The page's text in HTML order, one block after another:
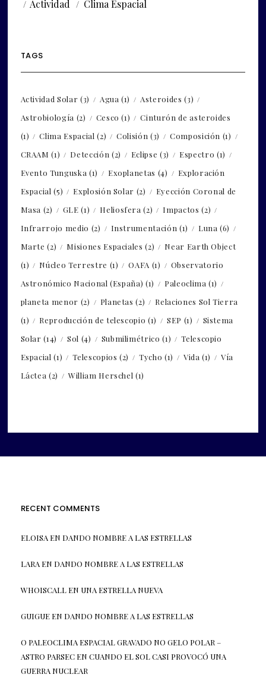
Actividad Clima Espacial
TAGS
Actividad Solar (3) Agua (1) Asteroides (3)
Astrobiología (2) Cesco (1)
Cinturón de asteroides
(1)
Clima Espacial (2) Colisión (3) Composición (1)
CRAAM (1) Detección (2) Eclipse (3) Espectro (1)
Evento Tunguska (1) Exoplanetas (4)
Exploración
Espacial (5) Explosión Solar (2)
Eyección Coronal de
Masa (2) GLE (1) Heliosfera (2) Impactos (2)
Infrarrojo medio (2) Instrumentación (1) Luna (6)
Marte (2) Misiones Espaciales (2)
Near Earth Object
(1)
Núcleo Terrestre (1) OAFA (1)
Observatorio
Astronómico Nacional (España) (1) Paleoclima (1)
planeta menor (2) Planetas (2)
Relaciones Sol Tierra
(1)
Reproducción de telescopio (1) SEP (1)
Sistema
Solar (14) Sol (4) Submilimétrico (1)
Telescopio
Espacial (1) Telescopios (2) Tycho (1) Vida (1)
Vía
Láctea (2) William Herschel (1)
RECENT COMMENTS
ELOISAEN DANDO NOMBRE A LAS ESTRELLAS
LARAEN DANDO NOMBRE A LAS ESTRELLAS
WHOISCALLEN UNA ESTRELLA NUEVA
GUIGUEEN DANDO NOMBRE A LAS ESTRELLAS
O PALEOCLIMA ESPACIAL GRAVADO NO GELO POLAR –
ASTRO PARSECEN CUANDO EL SOL CASI PROVOCÓ UNA
GUERRA NUCLEAR